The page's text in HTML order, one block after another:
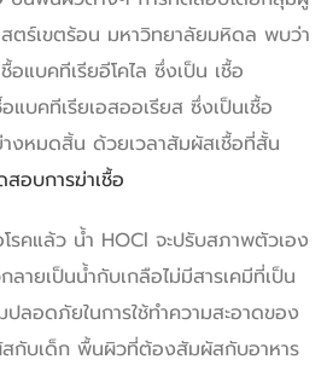
ตร์เขตร้อน มหาวิทยาลัยมหิดล พบว่า
อแบคทีเรียอีโคไล ซึ่งเป็น เชื้อ
แบคทีเรียเอสออเรียส ซึ่งเป็นเชื้อ
งหมดสิ้น ด้วยเวลาสัมผัสเชื้อที่สั้น
อบการฆ่าเชื้อ
รคแล้ว น้ำ HOCl จะปรับสภาพตัวเอง
ายเป็นน้ำกับเกลือไม่มีสารเคมีที่เป็น
อดภัยในการใช้ทําความสะอาดของ
กับเด็ก พื้นผิวที่ต้องสัมผัสกับอาหาร